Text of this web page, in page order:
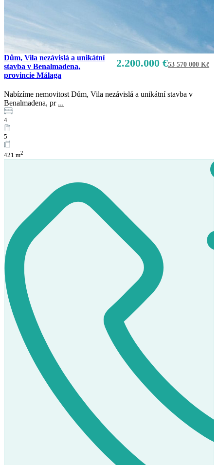
Prodej
2.200.000 €53 570 000 Kč
Dům, Vila nezávislá a unikátní
stavba v Benalmadena,
provincie Málaga
Nabízíme nemovitost Dům, Vila nezávislá a unikátní stavba v
Benalmadena, pr ...
4
5
421 m2